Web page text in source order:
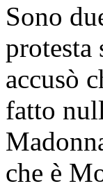
Sono
protesta
accusò
fatto
che è